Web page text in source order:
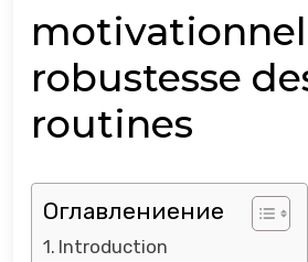
robustesse
routines
Оглавлениение
Introduction